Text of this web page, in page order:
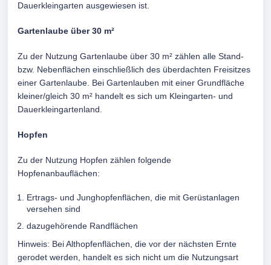
Dauerkleingarten ausgewiesen ist.
Gartenlaube über 30 m²
Zu der Nutzung Gartenlaube über 30 m² zählen alle Stand-
bzw. Nebenflächen einschließlich des überdachten Freisitzes
einer Gartenlaube. Bei Gartenlauben mit einer Grundfläche
kleiner/gleich 30 m² handelt es sich um Kleingarten- und
Dauerkleingartenland.
Hopfen
Zu der Nutzung Hopfen zählen folgende
Hopfenanbauflächen:
Ertrags- und Junghopfenflächen, die mit Gerüstanlagen
versehen sind
dazugehörende Randflächen
Hinweis: Bei Althopfenflächen, die vor der nächsten Ernte
gerodet werden, handelt es sich nicht um die Nutzungsart